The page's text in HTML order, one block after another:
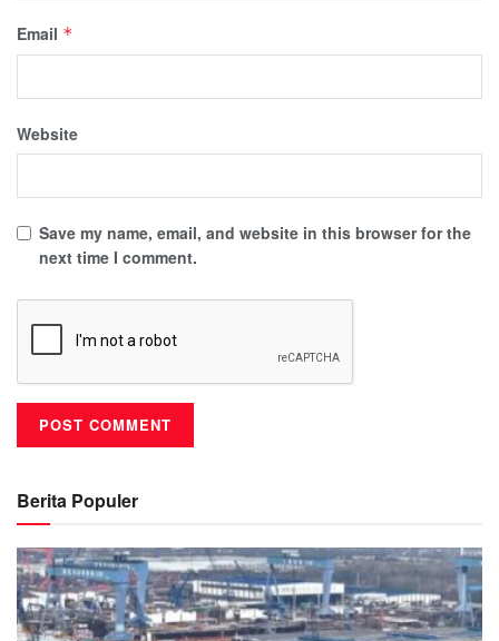
Email *
Website
Save my name, email, and website in this browser for the
next time I comment.
Berita Populer